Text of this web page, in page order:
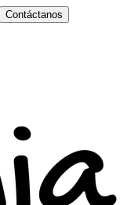
Contáctanos